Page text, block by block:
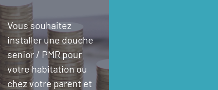
Vous souhaitez
installer une douche
senior / PMR pour
votre habitation ou
chez votre parent et